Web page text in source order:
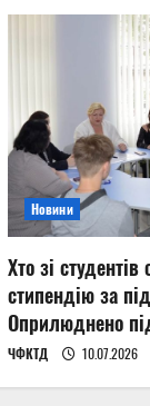
Новини
Хто зі
стипендію за
Оприлюднено
ЧФКТД 10.07.2026